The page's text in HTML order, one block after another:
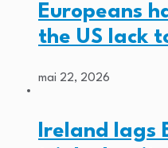
Europeans
the US lack
mai 22, 2026
Ireland lags